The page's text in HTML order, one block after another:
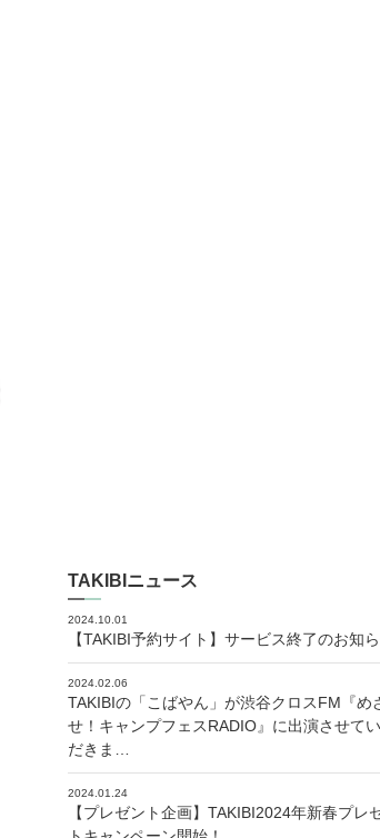
TAKIBIニュース
2024.10.01
【TAKIBI予約サイト】サービス終了のお知
2024.02.06
TAKIBIの「こばやん」が渋谷クロスFM『め
せ！キャンプフェスRADIO』に出演させて
だきま…
2024.01.24
【プレゼント企画】TAKIBI2024年新春プレ